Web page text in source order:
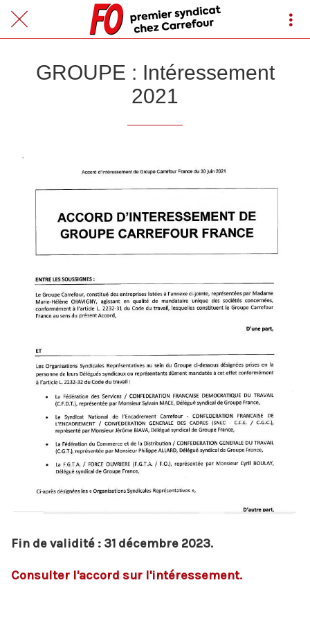
GROUPE : Intéressement
2021
Fin de validité : 31 décembre 2023.
Consulter l'accord sur l'intéressement.